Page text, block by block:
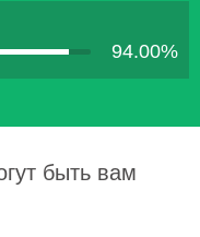
94.00%
быть вам